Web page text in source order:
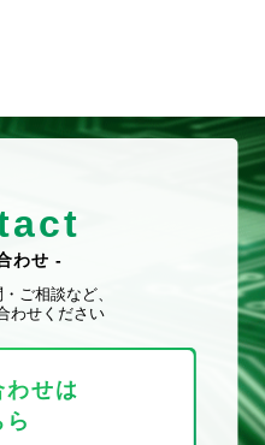
わせ -
ご相談など、
わせください
わせは
ら